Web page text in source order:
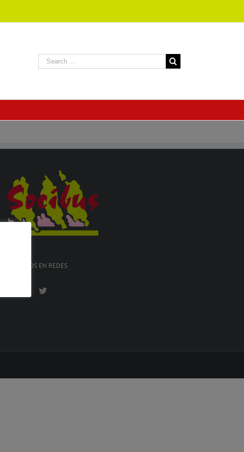
SÍGUENOS EN REDES